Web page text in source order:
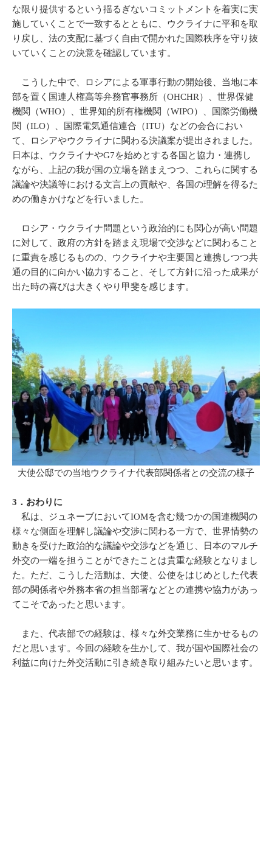
な限り提供するという揺るぎないコミットメントを着実に実
施していくことで一致するとともに、ウクライナに平和を取
り戻し、法の支配に基づく自由で開かれた国際秩序を守り抜
いていくことの決意を確認しています。
こうした中で、ロシアによる軍事行動の開始後、当地に本
部を置く国連人権高等弁務官事務所（OHCHR）、世界保健
機関（WHO）、世界知的所有権機関（WIPO）、国際労働機
関（ILO）、国際電気通信連合（ITU）などの会合におい
て、ロシアやウクライナに関わる決議案が提出されました。
日本は、ウクライナやG7を始めとする各国と協力・連携し
ながら、上記の我が国の立場を踏まえつつ、これらに関する
議論や決議等における文言上の貢献や、各国の理解を得るた
めの働きかけなどを行いました。
ロシア・ウクライナ問題という政治的にも関心が高い問題
に対して、政府の方針を踏まえ現場で交渉などに関わること
に重責を感じるものの、ウクライナや主要国と連携しつつ共
通の目的に向かい協力すること、そして方針に沿った成果が
出た時の喜びは大きくやり甲斐を感じます。
大使公邸での当地ウクライナ代表部関係者との交流の様子
3．おわりに
私は、ジュネーブにおいてIOMを含む幾つかの国連機関の
様々な側面を理解し議論や交渉に関わる一方で、世界情勢の
動きを受けた政治的な議論や交渉などを通じ、日本のマルチ
外交の一端を担うことができたことは貴重な経験となりまし
た。ただ、こうした活動は、大使、公使をはじめとした代表
部の関係者や外務本省の担当部署などとの連携や協力があっ
てこそであったと思います。
また、代表部での経験は、様々な外交業務に生かせるもの
だと思います。今回の経験を生かして、我が国や国際社会の
利益に向けた外交活動に引き続き取り組みたいと思います。